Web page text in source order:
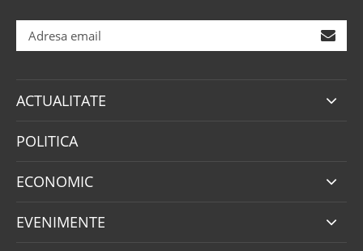
ACTUALITATE
POLITICA
ECONOMIC
EVENIMENTE